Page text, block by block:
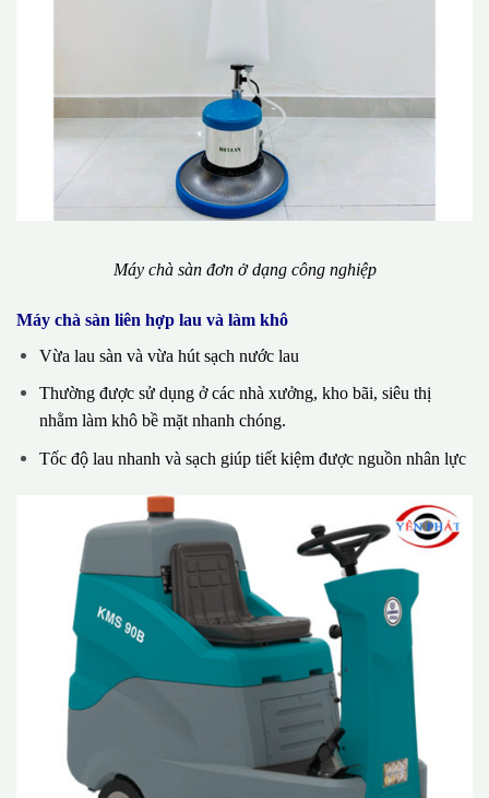
Máy chà sàn đơn ở dạng công nghiệp
Máy chà sàn liên hợp lau và làm khô
Vừa lau sàn và vừa hút sạch nước lau
Thường được sử dụng ở các nhà xưởng, kho bãi, siêu thị
nhằm làm khô bề mặt nhanh chóng.
Tốc độ lau nhanh và sạch giúp tiết kiệm được nguồn nhân lực